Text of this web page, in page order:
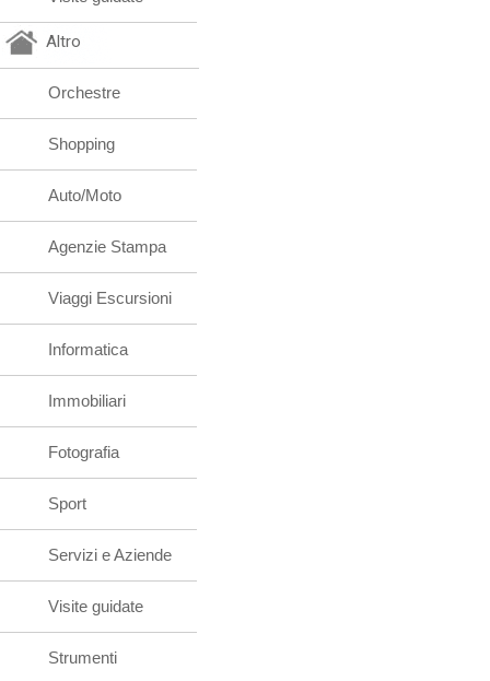
Altro
Orchestre
Shopping
Auto/Moto
Agenzie Stampa
Viaggi Escursioni
Informatica
Immobiliari
Fotografia
Sport
Servizi e Aziende
Visite guidate
Strumenti